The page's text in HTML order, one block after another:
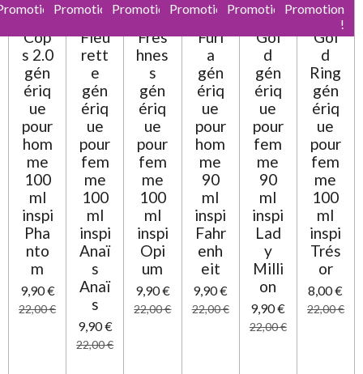
Cop
s 2.0
gén
ériq
ue
pour
hom
me
100
ml
inspi
Pha
nto
m
9,90 €
22,00 €
Promotion
Fleu
rett
e
gén
ériq
ue
pour
fem
me
100
ml
inspi
Anaï
s
Anaï
s
9,90 €
22,00 €
Promotion
Fres
hnes
s
gén
ériq
ue
pour
fem
me
100
ml
inspi
Opi
um
9,90 €
22,00 €
Promotion
Furi
a
gén
ériq
ue
pour
hom
me
90
ml
inspi
Fahr
enh
eit
9,90 €
22,00 €
Promotion
Gol
d
gén
ériq
ue
pour
fem
me
90
ml
inspi
Lad
y
Milli
on
9,90 €
22,00 €
Promotion
!
Gol
d
Ring
gén
ériq
ue
pour
fem
me
100
ml
inspi
Trés
or
8,00 €
22,00 €